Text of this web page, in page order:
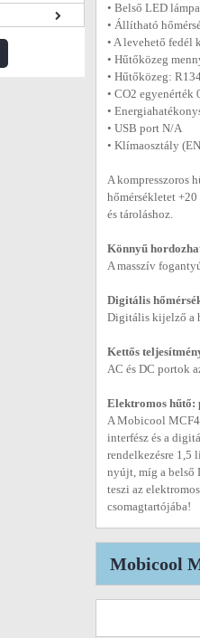
• Belső LED
• Állítható
• A levehető fedél
• Hűtőközeg
• Hűtőközeg:
• CO2 egyenérték
•
• USB port N/A
• Klímaosztály
A kompresszoros
hőmérsékletet
és tároláshoz.
Könnyű
A masszív
Digitális
Digitális kijelző a
Kettős
AC és DC portok
Elektromos hűtő:
A Mobicool
interfész és a
rendelkezésre 1,5
nyújt, míg a belső
teszi az
csomagtartójába!
Mobicool